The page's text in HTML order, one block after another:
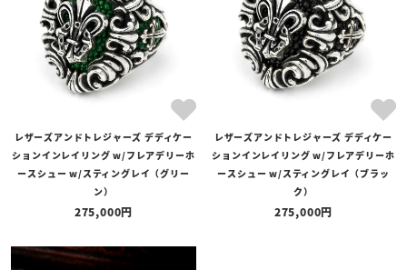
レザーズアンドトレジャーズ デディケー
ションインレイリング w/フレアデリーホ
ースシュー w/スティングレイ（グリー
ン）
275,000
レザーズアンドトレジャーズ デディケー
ションインレイリング w/フレアデリーホ
ースシュー w/スティングレイ（ブラッ
ク）
275,000